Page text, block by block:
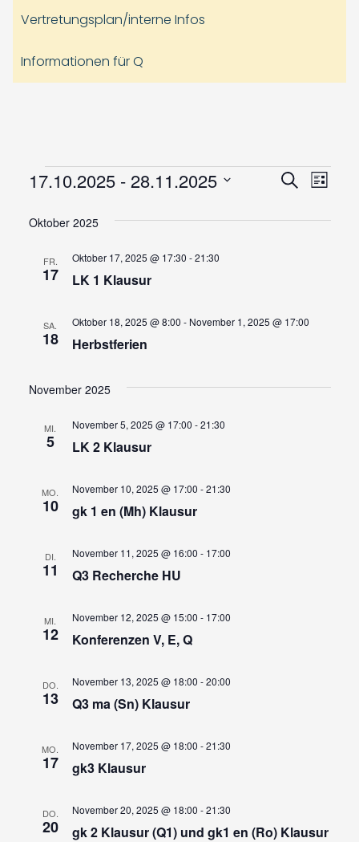
Vertretungsplan/interne Infos
Informationen für Q
Veranstaltungen
und
SucheListe
17.10.2025 - 28.11.2025
Oktober 2025
FR.
17 LK 1 Klausur
Oktober 17, 2025 @ 17:30 -21:30
SA.
18 Herbstferien
Oktober 18, 2025 @ 8:00 - November 1, 2025 @ 17:00
November 2025
MI.
5 LK 2 Klausur
November 5, 2025 @ 17:00 -21:30
MO.
10 gk 1 en (Mh) Klausur
November 10, 2025 @ 17:00 -21:30
DI.
11 Q3 Recherche HU
November 11, 2025 @ 16:00 - 17:00
MI.
12 Konferenzen V, E, Q
November 12, 2025 @ 15:00 - 17:00
DO.
13 Q3 ma (Sn) Klausur
November 13, 2025 @ 18:00 -20:00
MO.
17 gk3 Klausur
November 17, 2025 @ 18:00 -21:30
DO.
20 gk 2 Klausur (Q1) und gk1 en (Ro) Klausur
November 20, 2025 @ 18:00 -21:30